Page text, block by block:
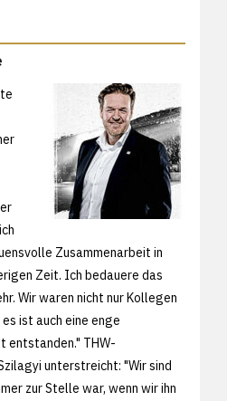
Zusammenarbeit in
Zeit. Ich bedauere das
Wir waren nicht nur Kollegen
ist auch eine enge
entstanden." THW-
unterstreicht: "Wir sind
zur Stelle war, wenn wir ihn